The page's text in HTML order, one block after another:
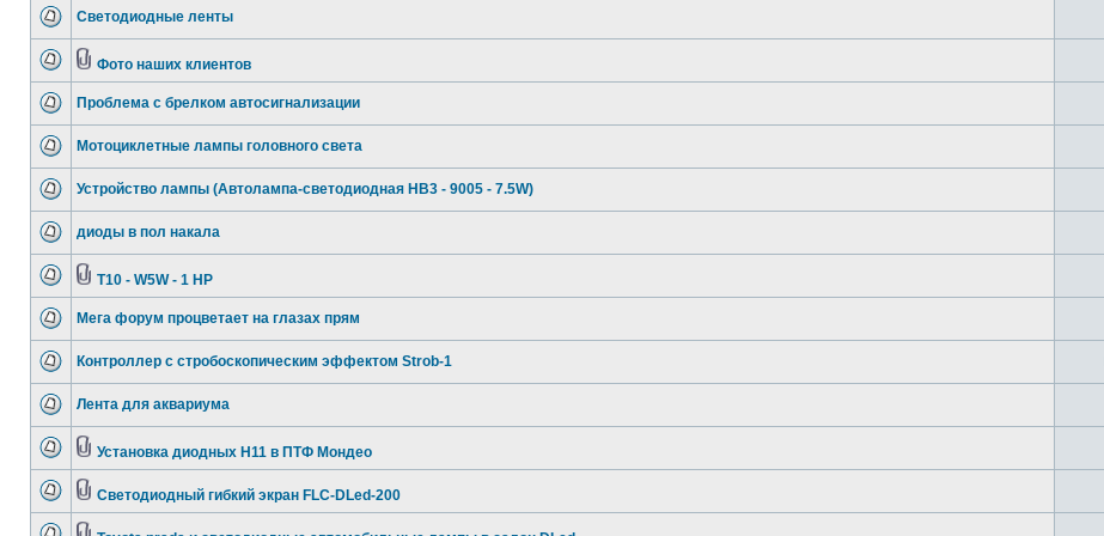
Светодиодные ленты
Фото наших клиентов
Проблема с брелком автосигнализации
Мотоциклетные лампы головного света
Устройство лампы (Автолампа-светодиодная HB3 - 9005 - 7.5W)
диоды в пол накала
T10 - W5W - 1 HP
Мега форум процветает на глазах прям
Контроллер с стробоскопическим эффектом Strob-1
Лента для аквариума
Установка диодных Н11 в ПТФ Мондео
Светодиодный гибкий экран FLC-DLed-200